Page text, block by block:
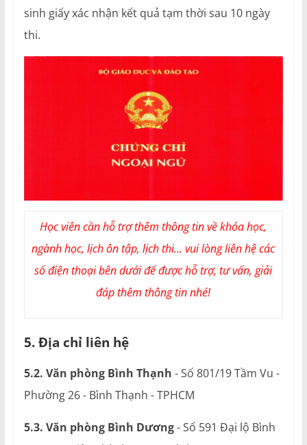
sinh giấy xác nhận kết quả tạm thời sau 10 ngày
thi.
Học viên cần hỗ trợ thêm thông tin về khóa học,
ngành học, lịch ôn tập, lịch thi... vui lòng liên hệ các
số điện thoại bên dưới để được hỗ trợ, tư vấn, giải
đáp thêm thông tin nhé!
5. Địa chỉ liên hệ
5.2. Văn phòng Bình Thạnh - Số 801/19 Tầm Vu -
Phường 26 - Bình Thạnh - TPHCM
5.3. Văn phòng Bình Dương- Số 591 Đại lộ Bình